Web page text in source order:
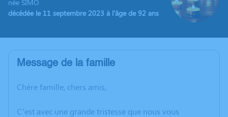
née SIMO
décédée le 11 septembre 2023 à l'âge de 92 ans
Message de la famille
Chère famille, chers amis,
C’est avec une grande tristesse que nous vous